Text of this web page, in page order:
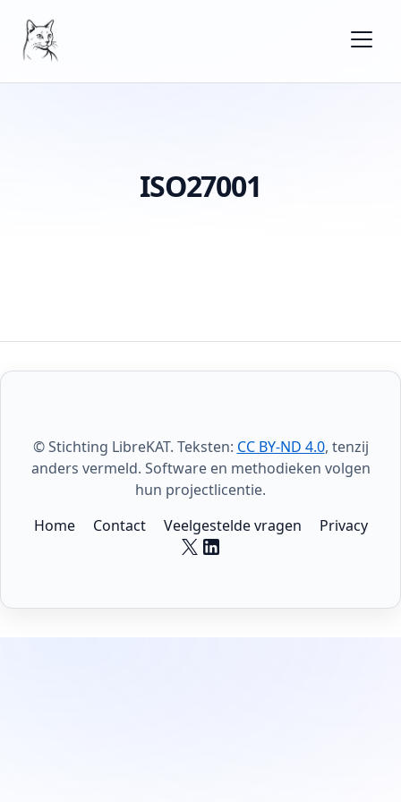
ISO27001
© Stichting LibreKAT. Teksten: CC BY-ND 4.0, tenzij
anders vermeld. Software en methodieken volgen
hun projectlicentie.
Home
Contact Veelgestelde vragen Privacy